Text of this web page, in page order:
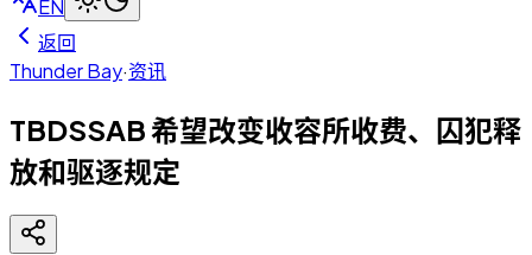
EN
返回
Thunder Bay·资讯
TBDSSAB 希望改变收容所收费、囚犯释
放和驱逐规定